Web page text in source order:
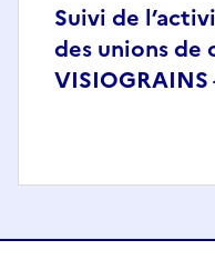
Suivi de
des unions de
VISIOGRAINS